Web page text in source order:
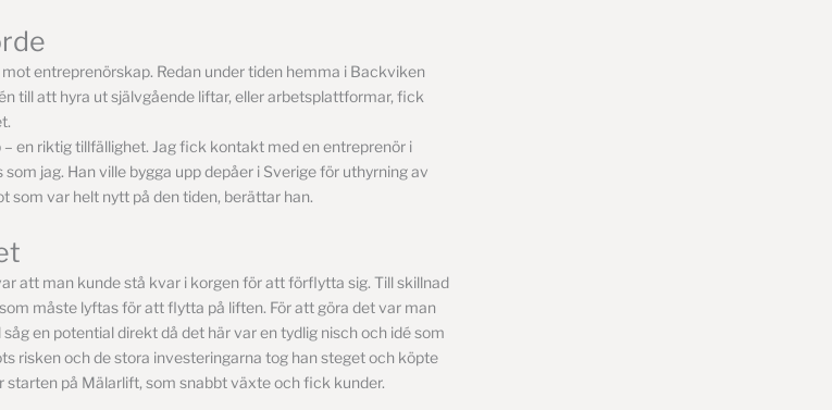
entreprenörskap. Redan under tiden hemma i Backviken
till att hyra ut självgående liftar, eller arbetsplattformar, fick
en riktig tillfällighet. Jag fick kontakt med en entreprenör i
jag. Han ville bygga upp depåer i Sverige för uthyrning av
som var helt nytt på den tiden, berättar han.
att man kunde stå kvar i korgen för att förflytta sig. Till skillnad
måste lyftas för att flytta på liften. För att göra det var man
en potential direkt då det här var en tydlig nisch och idé som
risken och de stora investeringarna tog han steget och köpte
på Mälarlift, som snabbt växte och fick kunder.